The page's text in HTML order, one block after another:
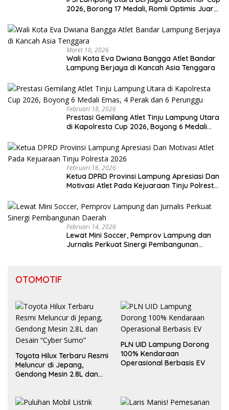
2026, Borong 17 Medali, Romli Optimis Juara
Maret 10, 2026
Wali Kota Eva Dwiana Bangga Atlet Bandar
Lampung Berjaya di Kancah Asia Tenggara
Februari 18, 2026
Prestasi Gemilang Atlet Tinju Lampung Utara
di Kapolresta Cup 2026, Boyong 6 Medali
Februari 16, 2026
Ketua DPRD Provinsi Lampung Apresiasi Dan
Motivasi Atlet Pada Kejuaraan Tinju Polresta
Februari 14, 2026
Lewat Mini Soccer, Pemprov Lampung dan
Jurnalis Perkuat Sinergi Pembangunan
OTOMOTIF
Toyota Hilux Terbaru Resmi
Meluncur di Jepang,
Gendong Mesin 2.8L dan
PLN UID Lampung Dorong
100% Kendaraan
Operasional Berbasis EV